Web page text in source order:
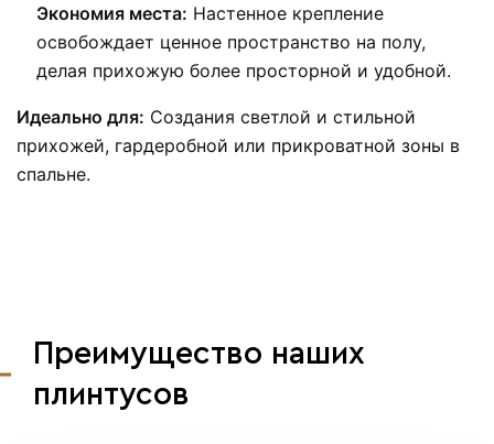
Экономия места: Настенное крепление
освобождает ценное пространство на полу,
делая прихожую более просторной и удобной.
Идеально для: Создания светлой и стильной
прихожей, гардеробной или прикроватной зоны в
спальне.
Преимущество наших
плинтусов